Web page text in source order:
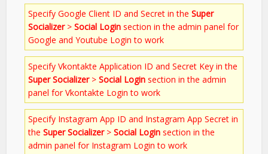
Specify Google Client ID and Secret in theSuper
Socializer>Social Login section in the admin panel for
Google and Youtube Login to work
Specify Vkontakte Application ID and Secret Key in the
Super Socializer>Social Login section in the admin
panel for Vkontakte Login to work
Specify Instagram App ID and Instagram App Secret in
theSuper Socializer>Social Login section in the
admin panel for Instagram Login to work